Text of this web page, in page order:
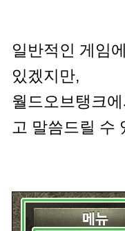
일반적인 게임
있겠지만,
월드오브탱크
고 말씀드릴 수